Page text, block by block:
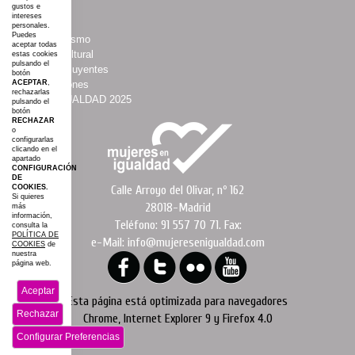
·Boletines
·Agenda
·Asociacionismo
·Espacio Cultural
·Mujeres Influyentes
·Colaboraciones
·#AGROIGUALDAD 2025
·Mapa web
Calle Arroyo del Olivar, nº 162
28018-Madrid
Teléfono: 91 557 70 71. Fax:
e-Mail: info@mujeresenigualdad.com
Esta página está optimizada para navegadores
Chrome, Internet Explorer 9 y Firefox 4.0
gustos e
intereses
personales.
Puedes
aceptar todas
estas cookies
pulsando el
botón
ACEPTAR,
rechazarlas
pulsando el
botón
RECHAZAR
o
configurarlas
clicando en el
apartado
CONFIGURACIÓN
DE
COOKIES.
Si quieres
más
información,
consulta la
POLÍTICA DE
COOKIES de
nuestra
página web.
Aceptar
Rechazar
Configurar Preferencias